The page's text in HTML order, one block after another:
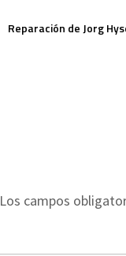
Reparación de Jorg
Los campos